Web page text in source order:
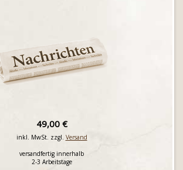
49,00 €
inkl. MwSt. zzgl. Versand
versandfertig innerhalb
2-3 Arbeitstage